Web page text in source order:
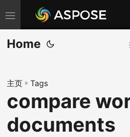
切
换
导
Home
主页 » Tags
compare
documents